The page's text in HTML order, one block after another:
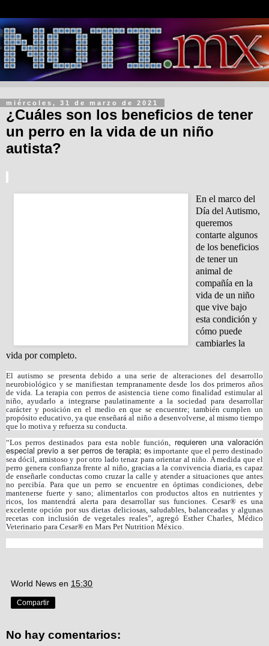
miércoles, 31 de marzo de 2021
¿Cuáles son los beneficios de tener
un perro en la vida de un niño
autista?
En el marco del
Día del Autismo,
queremos
contarte algunos
de los beneficios
de tener un
animal de
compañía en la
vida de un niño
que vive bajo
esta condición y
cómo puede
cambiarles la
vida por completo.
El autismo se presenta debido a una serie de alteraciones del desarrollo
neurobiológico y se manifiestan tempranamente desde los dos primeros años
de vida. La terapia con perros de asistencia tiene como finalidad estimular al
niño, ayudarlo a integrarse paulatinamente a la sociedad para desarrollar
carácter y posición en el medio en que se encuentre; también cumplen un
propósito educativo, ya que enseñará al niño a desenvolverse, al mismo tiempo
que lo motiva y refuerza su conducta.
“Los perros destinados para esta noble función, requieren una valoración
especial previo a ser perros de terapia; es importante que el perro destinado
sea dócil, amistoso y por otro lado tenaz para orientar al niño. A medida que el
perro genera confianza frente al niño, gracias a la convivencia diaria, es capaz
de enseñarle conductas como cruzar la calle y atender a situaciones que antes
no percibía. Para que un perro se encuentre en óptimas condiciones, debe
mantenerse fuerte y sano; alimentarlos con productos altos en nutrientes y
ricos, los mantendrá alerta para desarrollar sus funciones. Cesar® es una
excelente opción por sus dietas deliciosas, saludables, balanceadas y algunas
recetas con inclusión de vegetales reales”, agregó Esther Charles, Médico
Veterinario para Cesar® en Mars Pet Nutrition México.
World News en 15:30
Compartir
No hay comentarios: